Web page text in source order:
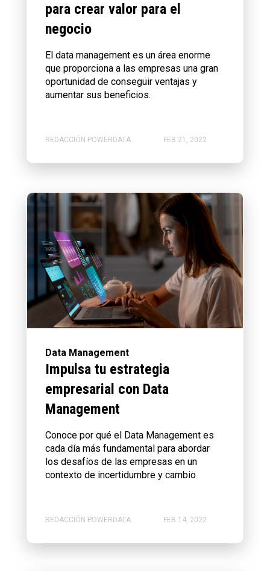
para crear valor para el
negocio
El data management es un área enorme
que proporciona a las empresas una gran
oportunidad de conseguir ventajas y
aumentar sus beneficios.
REDACCIÓN POWERDATA FEB 21, 2022
Data Management
Impulsa tu estrategia
empresarial con Data
Management
Conoce por qué el Data Management es
cada día más fundamental para abordar
los desafíos de las empresas en un
contexto de incertidumbre y cambio
REDACCIÓN POWERDATA FEB 14, 2022